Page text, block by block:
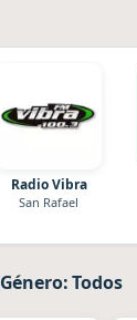
Radio Vibra
San Rafael
Género: Todos